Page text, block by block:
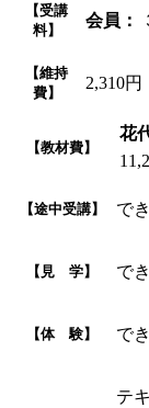
【受講
料】
会員：
【維持
費】
2,310円
【教材費】
花
【途中受講】 で
【見 学】 で
【体 験】 で
テ